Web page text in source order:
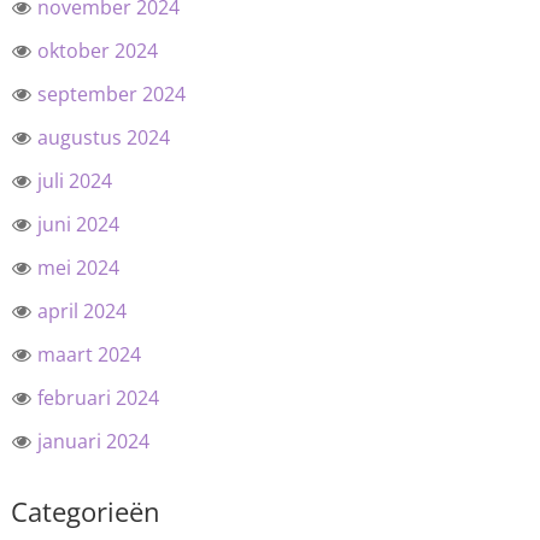
november 2024
oktober 2024
september 2024
augustus 2024
juli 2024
juni 2024
mei 2024
april 2024
maart 2024
februari 2024
januari 2024
Categorieën